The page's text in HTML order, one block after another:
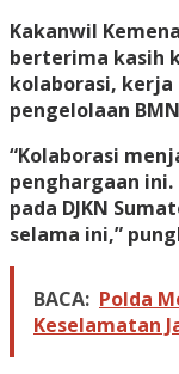
Kakanwil
berterima kasih
kolaborasi, kerja
pengelolaan
“Kolaborasi
penghargaan
pada DJKN
selama ini,”
BACA: Polda
Keselamatan